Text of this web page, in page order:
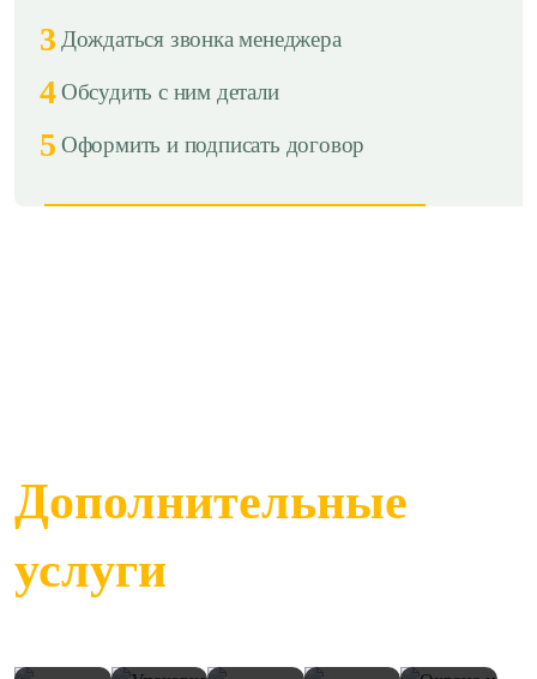
3 Дождаться звонка менеджера
4 Обсудить с ним детали
5 Оформить и подписать договор
Дополнительные
услуги